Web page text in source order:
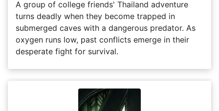
A group of college friends' Thailand adventure
turns deadly when they become trapped in
submerged caves with a dangerous predator. As
oxygen runs low, past conflicts emerge in their
desperate fight for survival.